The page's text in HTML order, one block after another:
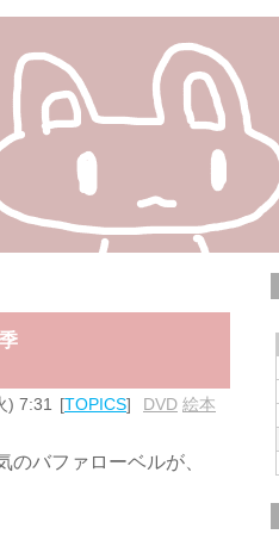
) 7:31 TOPICS DVD 絵本
のバファローベルが、